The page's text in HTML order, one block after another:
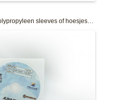
sleeves of hoesjes…